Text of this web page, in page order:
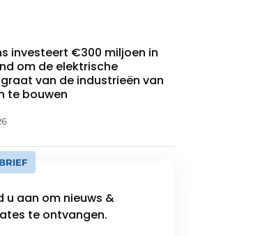
investeert €300 miljoen in
om de elektrische
van de industrieën van
te bouwen
u aan om nieuws &
te ontvangen.